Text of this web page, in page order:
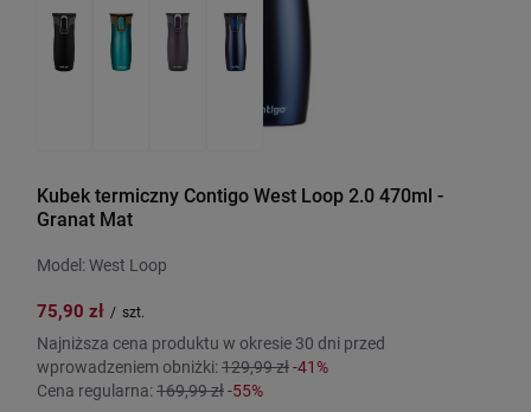
Kubek termiczny Contigo West Loop 2.0 470ml -
Granat Mat
Model: West Loop
75,90 zł / szt.
Najniższa cena produktu w okresie 30 dni przed
wprowadzeniem obniżki:129,99 zł-41%
Cena regularna:169,99 zł-55%